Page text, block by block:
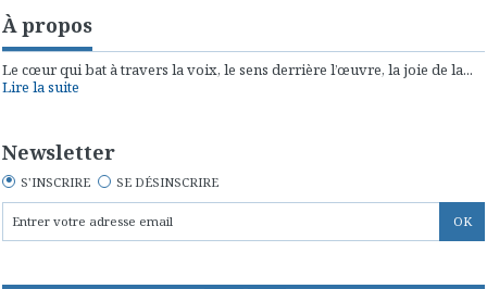
À propos
Le cœur qui bat à travers la voix, le sens derrière l’œuvre, la joie de la...
Lire la suite
Newsletter
S'INSCRIRE SE DÉSINSCRIRE